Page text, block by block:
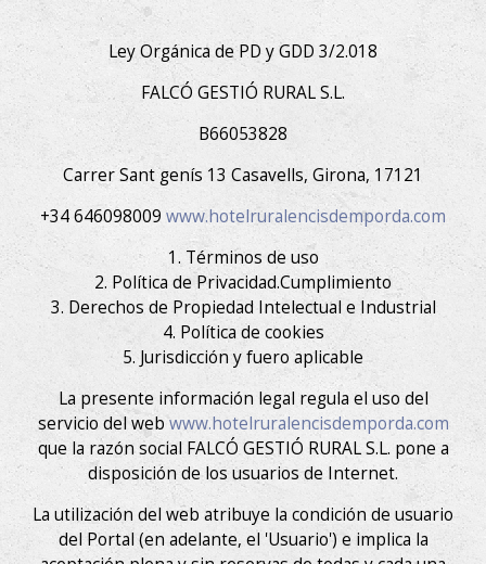
Ley Orgánica de PD y GDD 3/2.018
FALCÓ GESTIÓ RURAL S.L.
B66053828
Carrer Sant genís 13 Casavells, Girona, 17121
+34 646098009 www.hotelruralencisdemporda.com
1. Términos de uso
2. Política de Privacidad.Cumplimiento
3. Derechos de Propiedad Intelectual e Industrial
4. Política de cookies
5. Jurisdicción y fuero aplicable
La presente información legal regula el uso del
servicio del web www.hotelruralencisdemporda.com
que la razón social FALCÓ GESTIÓ RURAL S.L. pone a
disposición de los usuarios de Internet.
La utilización del web atribuye la condición de usuario
del Portal (en adelante, el 'Usuario') e implica la